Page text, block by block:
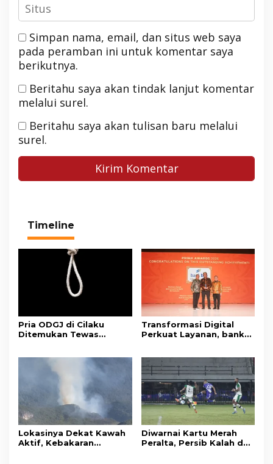
Simpan nama, email, dan situs web saya
pada peramban ini untuk komentar saya
berikutnya.
Beritahu saya akan tindak lanjut komentar
melalui surel.
Beritahu saya akan tulisan baru melalui
surel.
Timeline
Pria ODGJ di Cilaku
Ditemukan Tewas
Transformasi Digital
Perkuat Layanan, bank
Awards 2026
Lokasinya Dekat Kawah
Aktif, Kebakaran
Diwarnai Kartu Merah
Peralta, Persib Kalah dari